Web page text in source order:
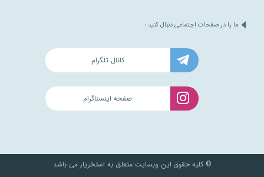
ما را در صفحات اجتماعی دنبال کنید :
کانال تلگرام
صفحه اینستاگرام
© کلیه حقوق این وبسایت متعلق به استخریار می باشد